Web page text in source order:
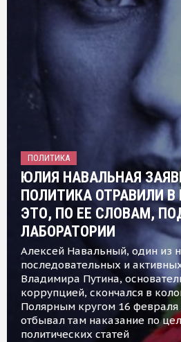
ПОЛИТИКА
ЮЛИЯ НАВАЛЬНАЯ
ПОЛИТИКА ОТРАВИЛИ
ЭТО, ПО ЕЕ СЛОВАМ,
ЛАБОРАТОРИИ
Алексей Навальный, один из
последовательных и
Владимира Путина,
коррупцией, скончался в
Полярным кругом 16 февраля
отбывал там наказание по
политических статей